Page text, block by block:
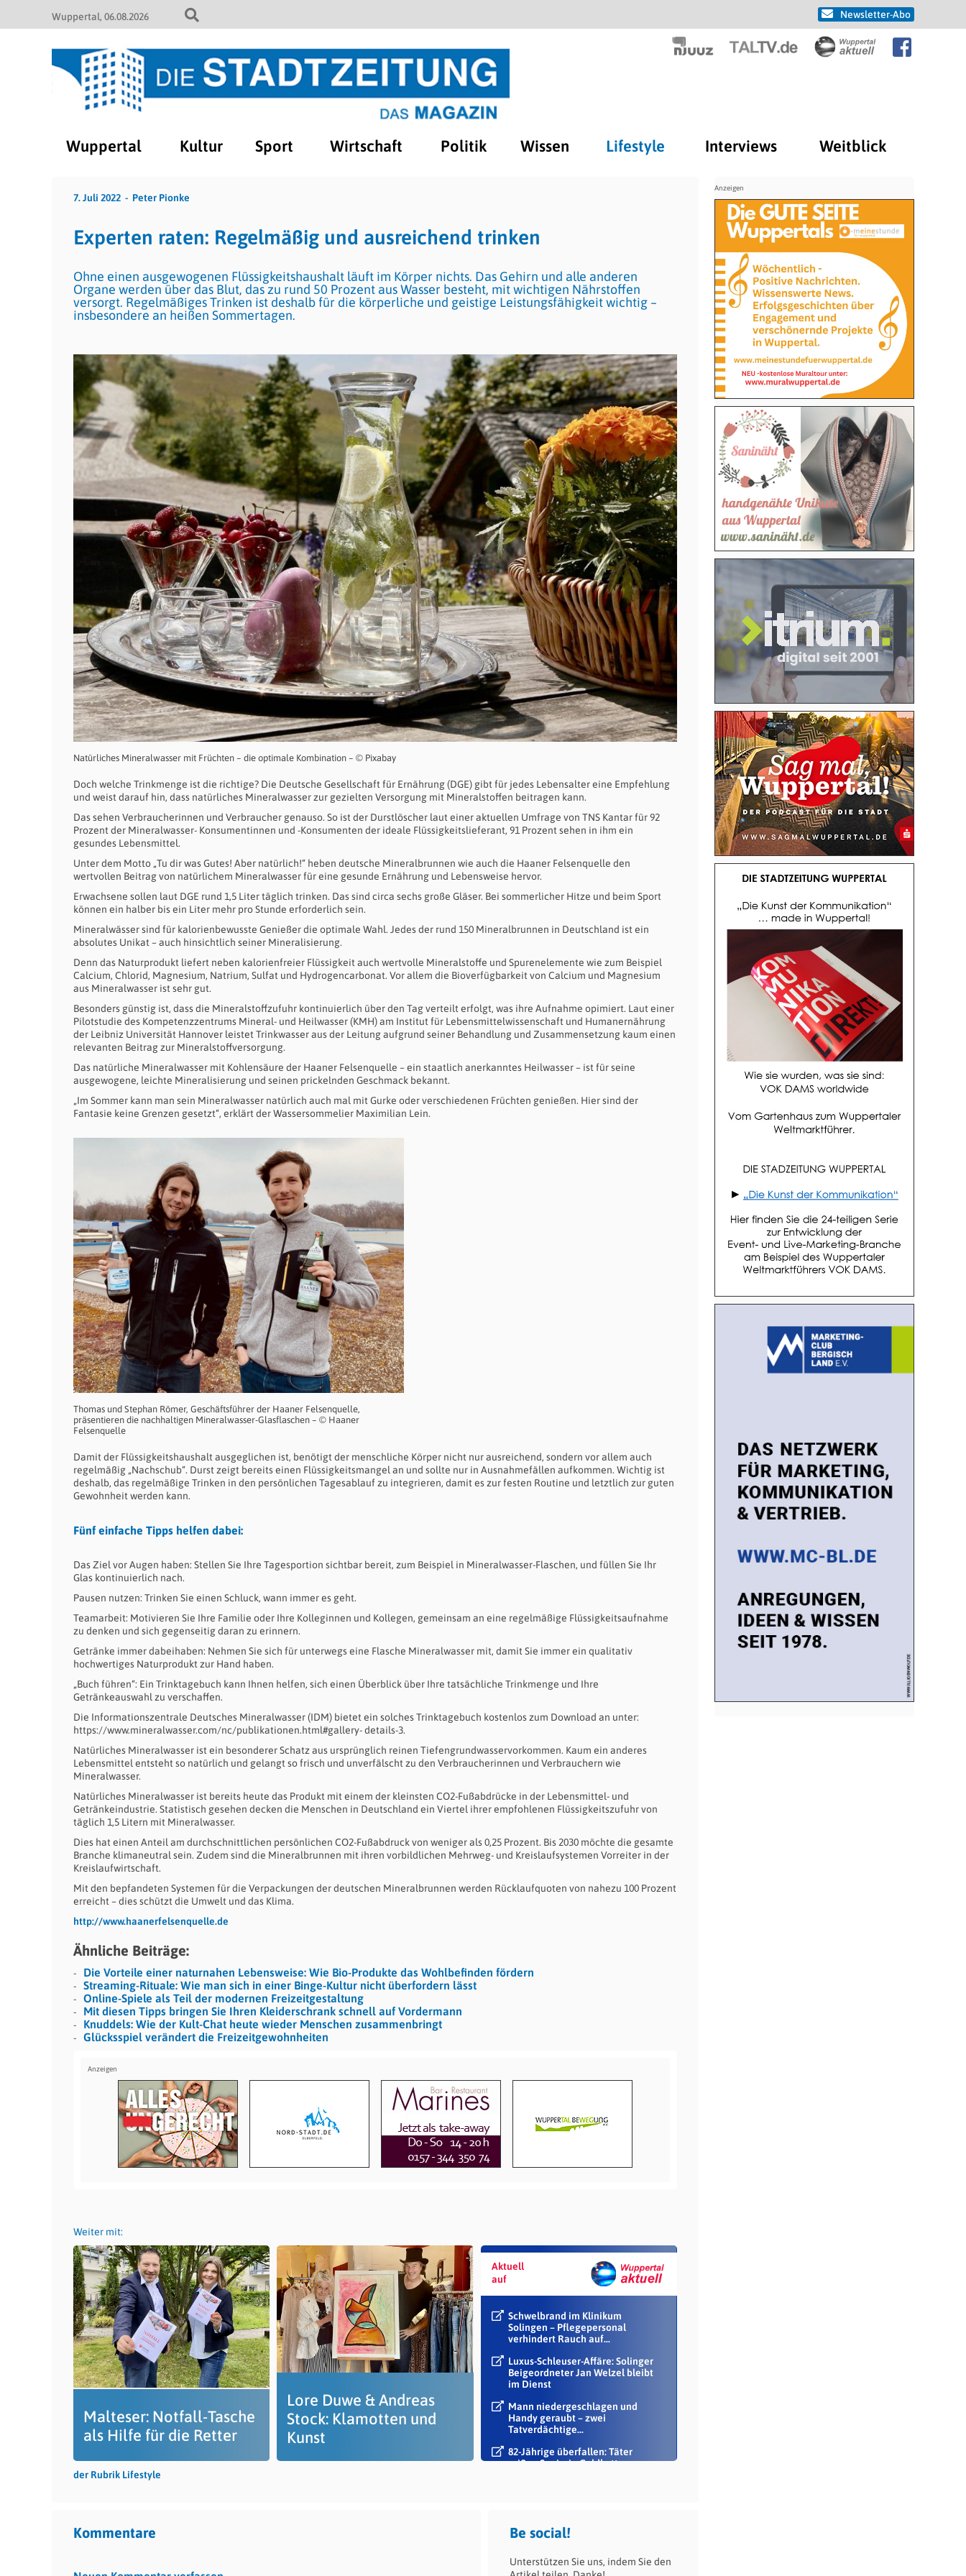
Wuppertal 06.08.2026 Newsletter-Abo
Wuppertal Kultur Sport Wirtschaft Politik Wissen Lifestyle Interviews Weitblick
7. Juli 2022 Peter Pionke
Experten raten: Regelmäßig und ausreichend trinken
Ohne einen ausgewogenen Flüssigkeitshaushalt läuft im Körper nichts. Das Gehirn und alle anderen
Organe werden über das Blut, das zu rund 50 Prozent aus Wasser besteht, mit wichtigen Nährstoffen
versorgt. Regelmäßiges Trinken ist deshalb für die körperliche und geistige Leistungsfähigkeit wichtig –
insbesondere an heißen Sommertagen.
Natürliches Mineralwasser mit Früchten – die optimale Kombination – © Pixabay
Doch welche Trinkmenge ist die richtige? Die Deutsche Gesellschaft für Ernährung (DGE) gibt für jedes Lebensalter eine Empfehlung
und weist darauf hin, dass natürliches Mineralwasser zur gezielten Versorgung mit Mineralstoffen beitragen kann.
Das sehen Verbraucherinnen und Verbraucher genauso. So ist der Durstlöscher laut einer aktuellen Umfrage von TNS Kantar für 92
Prozent der Mineralwasser- Konsumentinnen und -Konsumenten der ideale Flüssigkeitslieferant, 91 Prozent sehen in ihm ein
gesundes Lebensmittel.
Unter dem Motto „Tu dir was Gutes! Aber natürlich!“ heben deutsche Mineralbrunnen wie auch die Haaner Felsenquelle den
wertvollen Beitrag von natürlichem Mineralwasser für eine gesunde Ernährung und Lebensweise hervor.
Erwachsene sollen laut DGE rund 1,5 Liter täglich trinken. Das sind circa sechs große Gläser. Bei sommerlicher Hitze und beim Sport
können ein halber bis ein Liter mehr pro Stunde erforderlich sein.
Mineralwässer sind für kalorienbewusste Genießer die optimale Wahl. Jedes der rund 150 Mineralbrunnen in Deutschland ist ein
absolutes Unikat – auch hinsichtlich seiner Mineralisierung.
Denn das Naturprodukt liefert neben kalorienfreier Flüssigkeit auch wertvolle Mineralstoffe und Spurenelemente wie zum Beispiel
Calcium, Chlorid, Magnesium, Natrium, Sulfat und Hydrogencarbonat. Vor allem die Bioverfügbarkeit von Calcium und Magnesium
aus Mineralwasser ist sehr gut.
Besonders günstig ist, dass die Mineralstoffzufuhr kontinuierlich über den Tag verteilt erfolgt, was ihre Aufnahme opimiert. Laut einer
Pilotstudie des Kompetenzzentrums Mineral- und Heilwasser (KMH) am Institut für Lebensmittelwissenschaft und Humanernährung
der Leibniz Universität Hannover leistet Trinkwasser aus der Leitung aufgrund seiner Behandlung und Zusammensetzung kaum einen
relevanten Beitrag zur Mineralstoffversorgung.
Das natürliche Mineralwasser mit Kohlensäure der Haaner Felsenquelle – ein staatlich anerkanntes Heilwasser – ist für seine
ausgewogene, leichte Mineralisierung und seinen prickelnden Geschmack bekannt.
„Im Sommer kann man sein Mineralwasser natürlich auch mal mit Gurke oder verschiedenen Früchten genießen. Hier sind der
Fantasie keine Grenzen gesetzt“, erklärt der Wassersommelier Maximilian Lein.
Thomas und Stephan Römer, Geschäftsführer der Haaner Felsenquelle,
präsentieren die nachhaltigen Mineralwasser-Glasflaschen – © Haaner
Felsenquelle
Damit der Flüssigkeitshaushalt ausgeglichen ist, benötigt der menschliche Körper nicht nur ausreichend, sondern vor allem auch
regelmäßig „Nachschub“. Durst zeigt bereits einen Flüssigkeitsmangel an und sollte nur in Ausnahmefällen aufkommen. Wichtig ist
deshalb, das regelmäßige Trinken in den persönlichen Tagesablauf zu integrieren, damit es zur festen Routine und letztlich zur guten
Gewohnheit werden kann.
Fünf einfache Tipps helfen dabei:
Das Ziel vor Augen haben: Stellen Sie Ihre Tagesportion sichtbar bereit, zum Beispiel in Mineralwasser-Flaschen, und füllen Sie Ihr
Glas kontinuierlich nach.
Pausen nutzen: Trinken Sie einen Schluck, wann immer es geht.
Teamarbeit: Motivieren Sie Ihre Familie oder Ihre Kolleginnen und Kollegen, gemeinsam an eine regelmäßige Flüssigkeitsaufnahme
zu denken und sich gegenseitig daran zu erinnern.
Getränke immer dabeihaben: Nehmen Sie sich für unterwegs eine Flasche Mineralwasser mit, damit Sie immer ein qualitativ
hochwertiges Naturprodukt zur Hand haben.
„Buch führen“: Ein Trinktagebuch kann Ihnen helfen, sich einen Überblick über Ihre tatsächliche Trinkmenge und Ihre
Getränkeauswahl zu verschaffen.
Die Informationszentrale Deutsches Mineralwasser (IDM) bietet ein solches Trinktagebuch kostenlos zum Download an unter:
https://www.mineralwasser.com/nc/publikationen.html#gallery- details-3.
Natürliches Mineralwasser ist ein besonderer Schatz aus ursprünglich reinen Tiefengrundwasservorkommen. Kaum ein anderes
Lebensmittel entsteht so natürlich und gelangt so frisch und unverfälscht zu den Verbraucherinnen und Verbrauchern wie
Mineralwasser.
Natürliches Mineralwasser ist bereits heute das Produkt mit einem der kleinsten CO2-Fußabdrücke in der Lebensmittel- und
Getränkeindustrie. Statistisch gesehen decken die Menschen in Deutschland ein Viertel ihrer empfohlenen Flüssigkeitszufuhr von
täglich 1,5 Litern mit Mineralwasser.
Dies hat einen Anteil am durchschnittlichen persönlichen CO2-Fußabdruck von weniger als 0,25 Prozent. Bis 2030 möchte die gesamte
Branche klimaneutral sein. Zudem sind die Mineralbrunnen mit ihren vorbildlichen Mehrweg- und Kreislaufsystemen Vorreiter in der
Kreislaufwirtschaft.
Mit den bepfandeten Systemen für die Verpackungen der deutschen Mineralbrunnen werden Rücklaufquoten von nahezu 100 Prozent
erreicht – dies schützt die Umwelt und das Klima.
http://www.haanerfelsenquelle.de
Ähnliche Beiträge:
Die Vorteile einer naturnahen Lebensweise: Wie Bio-Produkte das Wohlbefinden fördern
Streaming-Rituale: Wie man sich in einer Binge-Kultur nicht überfordern lässt
Online-Spiele als Teil der modernen Freizeitgestaltung
Mit diesen Tipps bringen Sie Ihren Kleiderschrank schnell auf Vordermann
Knuddels: Wie der Kult-Chat heute wieder Menschen zusammenbringt
Glücksspiel verändert die Freizeitgewohnheiten
Weiter mit:
Malteser: Notfall-Tasche
als Hilfe für die Retter
Lore Duwe & Andreas
Stock: Klamotten und
Kunst
Aktuell
auf
Schwelbrand im Klinikum
Solingen – Pflegepersonal
verhindert Rauch auf...
Luxus-Schleuser-Affäre: Solinger
Beigeordneter Jan Welzel bleibt
im Dienst
Mann niedergeschlagen und
Handy geraubt – zwei
Tatverdächtige...
82-Jährige überfallen: Täter
reißen Seniorin Goldkette vom
der Rubrik Lifestyle
Kommentare Be social!
Unterstützen Sie uns, indem Sie den